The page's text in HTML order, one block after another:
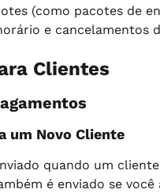
(como pacotes de
e cancelamentos
Clientes
um Novo Cliente
quando um
é enviado se